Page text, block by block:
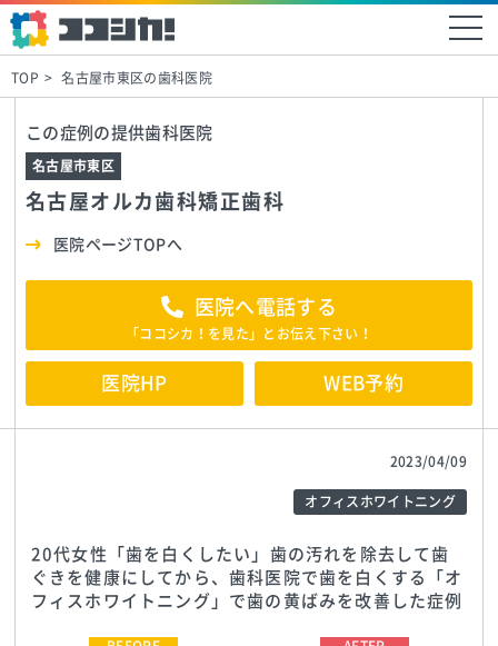
TOP 名古屋市東区の歯科医院
この症例の提供歯科医院
名古屋オルカ歯科矯正歯科
名古屋市東区
医院ページTOPへ
医院へ電話する
「ココシカ！を見た」とお伝え下さい！
医院HP WEB予約
オフィスホワイトニング
2023/04/09
20代女性「歯を白くしたい」歯の汚れを除去して歯
ぐきを健康にしてから、歯科医院で歯を白くする「オ
フィスホワイトニング」で歯の黄ばみを改善した症例